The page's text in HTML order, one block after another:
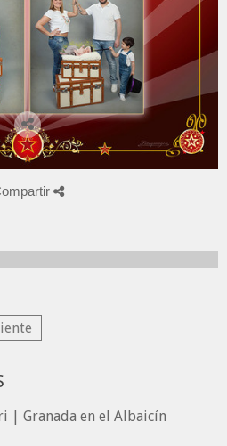
| Granada en el Albaicín